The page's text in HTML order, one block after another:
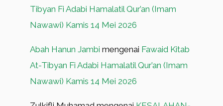
Tibyan Fi Adabi Hamalatil Qur’an (Imam
Nawawi) Kamis 14 Mei 2026
Abah Hanun Jambi mengenai Fawaid Kitab
At-Tibyan Fi Adabi Hamalatil Qur’an (Imam
Nawawi) Kamis 14 Mei 2026